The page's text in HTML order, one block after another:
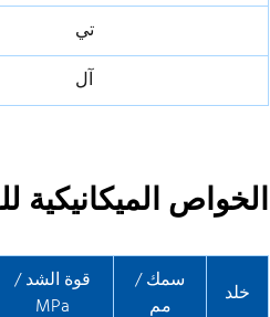
تي
آل
الخواص الميكانيكية للوحة
خلد
سمك /
مم
قوة الشد /
MPa